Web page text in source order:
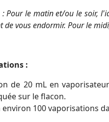
: Pour le matin et/ou le soir,
de vous endormir. Pour le
:
de 20 mL en
sur le flacon.
environ 100 vaporisations